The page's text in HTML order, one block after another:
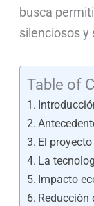
busca
silenciosos y
Table of
El
La
Impacto
Reducción